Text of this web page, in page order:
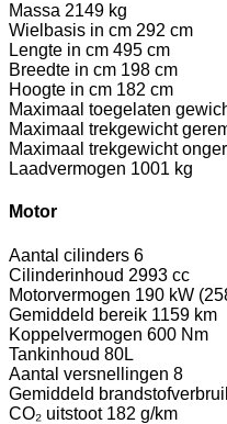
Massa 2149 kg
Wielbasis in cm 292 cm
Lengte in cm 495 cm
Breedte in cm 198 cm
Hoogte in cm 182 cm
Maximaal toegelaten
Maximaal trekgewicht
Maximaal trekgewicht
Laadvermogen 1001 kg
Motor
Aantal cilinders 6
Cilinderinhoud 2993 cc
Motorvermogen 190 kW
Gemiddeld bereik 1159 km
Koppelvermogen 600 Nm
Tankinhoud 80L
Aantal versnellingen 8
Gemiddeld
CO₂ uitstoot 182 g/km